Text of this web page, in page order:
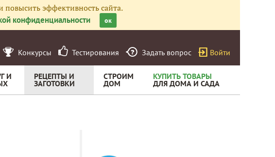
эффективность сайта.
конфиденциальности ок
Конкурсы Тестирования Задать вопрос Войти
И РЕЦЕПТЫ И
ЗАГОТОВКИ
СТРОИМ
ДОМ
КУПИТЬ ТОВАРЫ
ДЛЯ ДОМА И САДА